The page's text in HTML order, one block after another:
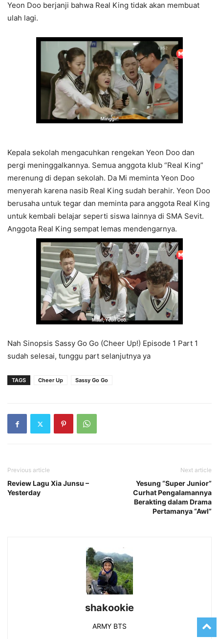
Yeon Doo berjanji bahwa Real King tidak akan membuat
ulah lagi.
Kepala sekolah mengacuhkan rengekan Yeon Doo dan
pergi meninggalkannya. Semua anggota klub “Real King”
merenung di depan sekolah. Da Mi meminta Yeon Doo
menyerah karena nasib Real King sudah berahir. Yeon Doo
berusaha untuk tegar dan meminta para anggota Real King
untuk kembali belajar seperti siswa lainnya di SMA Sevit.
Anggota Real King sempat lemas mendengarnya.
Nah Sinopsis Sassy Go Go (Cheer Up!) Episode 1 Part 1
sudah selesai, tunggu part selanjutnya ya
TAGS Cheer Up Sassy Go Go
Previous article
Review Lagu Xia Junsu –
Yesterday
Next article
Yesung “Super Junior”
Curhat Pengalamannya
Berakting dalam Drama
Pertamanya “Awl”
shakookie
ARMY BTS